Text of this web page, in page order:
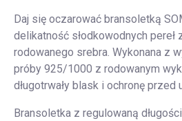
Daj się oczarować bransoletką
delikatność słodkowodnych pereł
rodowanego srebra. Wykonana z
próby 925/1000 z rodowanym
długotrwały blask i ochronę przed
Bransoletka z regulowaną